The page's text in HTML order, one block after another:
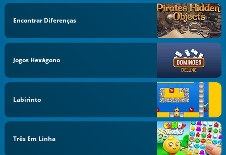
Encontrar Diferenças
Jogos Hexágono
Labirinto
Três Em Linha